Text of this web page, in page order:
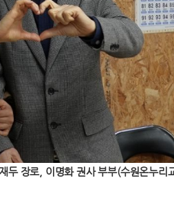
두 장로, 이명화 권사 부부(수원온누리